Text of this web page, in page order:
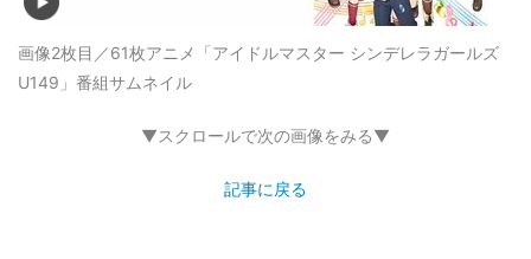
画像2枚目／61枚アニメ「アイドルマスター シンデレラガールズ
U149」番組サムネイル
▼スクロールで次の画像をみる▼
記事に戻る